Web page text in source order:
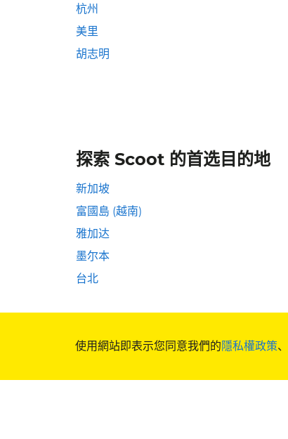
使用網站即表示您同意我們的隱私權政策、
杭州
美里
胡志明
探索 Scoot 的首选目的地
新加坡
富國島 (越南)
雅加达
墨尔本
台北